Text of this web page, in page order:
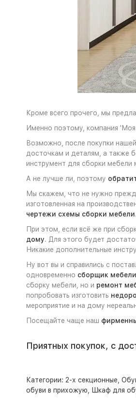
Кроме всего прочего, мы
Именно поэтому, компания
Возможно, после покупки
досточкам и деталям, а также
инструмент для сборки мебели
А не лучше ли, поэтому
Мы скажем, что не нужно
изготовленная на
чертежи схемы сборки мебели
При этом, если всё же при
дому. Для этого будет
Никакие дополнительные
Ну вот вы и справились с
одновременно сборщик мебели
сборку мебели, но и ремонт
попробовать изготовить
мероприятие и на дому
Посещайте чаще наш
Приятных покупок, с
Категории: 2-х секционные
обуви в прихожую
Шкаф для